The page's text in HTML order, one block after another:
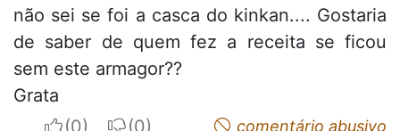
não sei se foi a casca do kinkan.... Gostaria
de saber de quem fez a receita se ficou
sem este armagor??
Grata
I apreciateI do not appreciatecomentário abusivo